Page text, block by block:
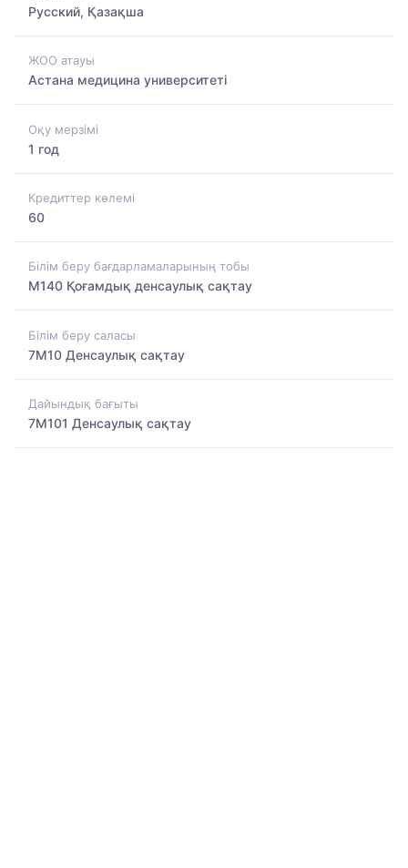
Русский, Қазақша
ЖОО атауы
Астана медицина университеті
Оқу мерзімі
1 год
Кредиттер көлемі
60
Білім беру бағдарламаларының тобы
M140 Қоғамдық денсаулық сақтау
Білім беру саласы
7M10 Денсаулық сақтау
Дайындық бағыты
7M101 Денсаулық сақтау